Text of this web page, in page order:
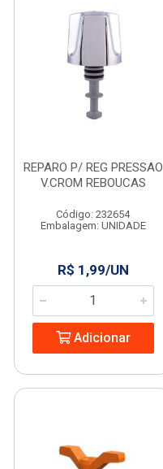
REPARO P/ REG PRESSAO
V.CROM REBOUCAS
Código: 232654
Embalagem: UNIDADE
R$ 1,99/UN
Adicionar